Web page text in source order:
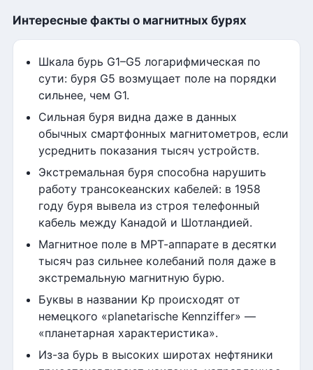
Интересные факты о магнитных бурях
Шкала бурь G1–G5 логарифмическая по
сути: буря G5 возмущает поле на порядки
сильнее, чем G1.
Сильная буря видна даже в данных
обычных смартфонных магнитометров, если
усреднить показания тысяч устройств.
Экстремальная буря способна нарушить
работу трансокеанских кабелей: в 1958
году буря вывела из строя телефонный
кабель между Канадой и Шотландией.
Магнитное поле в МРТ-аппарате в десятки
тысяч раз сильнее колебаний поля даже в
экстремальную магнитную бурю.
Буквы в названии Kp происходят от
немецкого «planetarische Kennziffer» —
«планетарная характеристика».
Из-за бурь в высоких широтах нефтяники